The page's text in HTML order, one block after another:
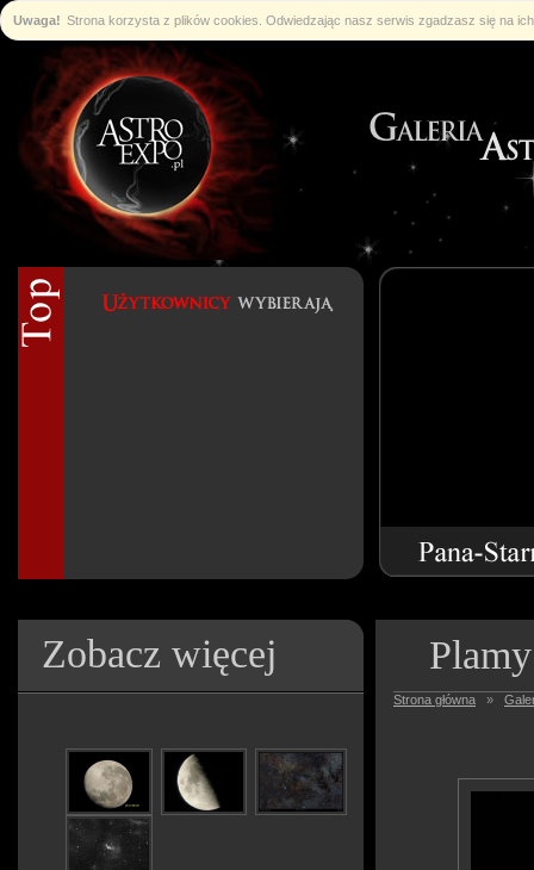
Uwaga! Strona korzysta z plików cookies. Odwiedzając nasz serwis zgadzasz się na
Zobacz więcej
Strona główna »